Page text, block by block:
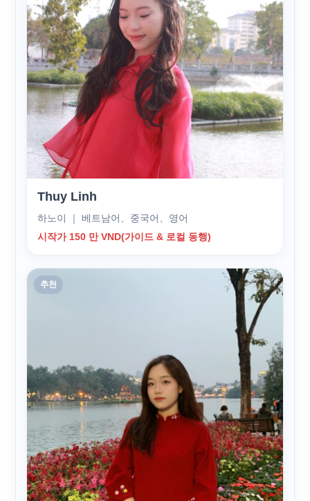
Thuy Linh
하노이 ｜ 베트남어、중국어、영어
시작가 150 만 VND(가이드 & 로컬 동행)
추천